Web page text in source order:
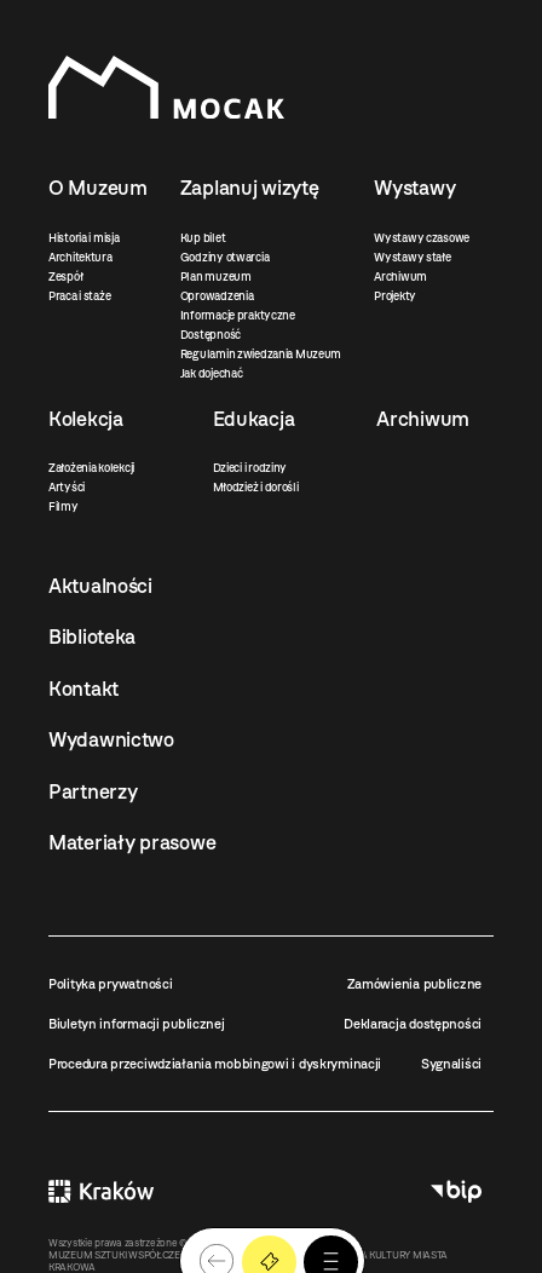
O Muzeum
Historia i misja
Architektura
Zespół
Praca i staże
Zaplanuj wizytę
Kup bilet
Godziny otwarcia
Plan muzeum
Oprowadzenia
Informacje praktyczne
Dostępność
Regulamin zwiedzania Muzeum
Jak dojechać
Wystawy
Wystawy czasowe
Wystawy stałe
Archiwum
Projekty
Kolekcja
Założenia kolekcji
Artyści
Filmy
Edukacja
Dzieci i rodziny
Młodzież i dorośli
Archiwum
Aktualności
Biblioteka
Kontakt
Wydawnictwo
Partnerzy
Materiały prasowe
Polityka prywatności Zamówienia publiczne
Biuletyn informacji publicznej Deklaracja dostępności
Procedura przeciwdziałania mobbingowi i dyskryminacji Sygnaliści
Wszystkie prawa zastrzeżone ©MOCAK
2011-2026
MUZEUM SZTUKI WSPÓŁCZESNEJ W KRAKOWIE MOCAK – INSTYTUCJA KULTURY MIASTA
KRAKOWA